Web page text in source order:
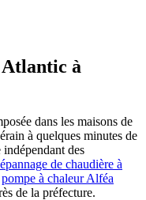
Atlantic à
dans les maisons de
à quelques minutes de
des
de chaudière à
pompe à chaleur Alféa
de la préfecture.